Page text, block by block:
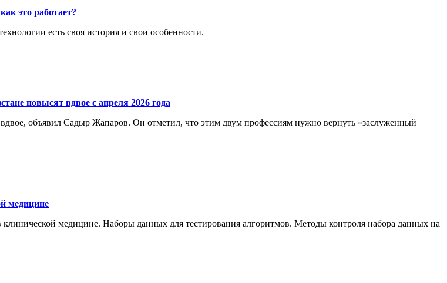
это работает?
есть своя история и свои особенности.
повысят вдвое с апреля 2026 года
объявил Садыр Жапаров. Он отметил, что этим двум профессиям нужно вернуть «заслуженный
медицине
медицине. Наборы данных для тестирования алгоритмов. Методы контроля набора данных на